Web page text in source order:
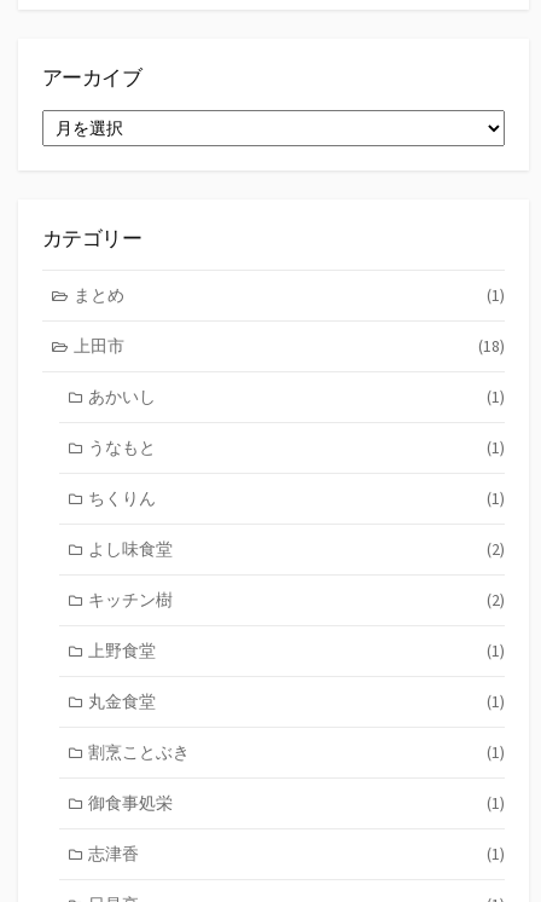
アーカイブ
ー
カテゴリー
まとめ (1)
上田市 (18)
あかいし (1)
うなもと (1)
ちくりん (1)
よし味食堂 (2)
キッチン樹 (2)
上野食堂 (1)
丸金食堂 (1)
割烹ことぶき (1)
御食事処栄 (1)
志津香 (1)